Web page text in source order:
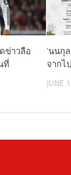
ดข่าวลือ
ที่
‘นนกุ
จากไ
JUNE